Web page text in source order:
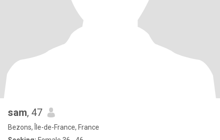
sam, 47
Bezons, Île-de-France, France